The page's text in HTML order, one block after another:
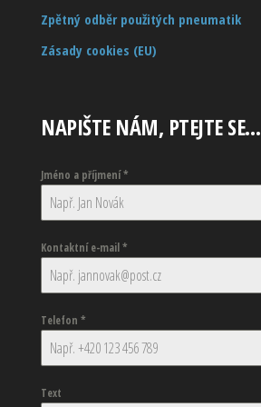
Zpětný odběr použitých pneumatik
Zásady cookies (EU)
NAPIŠTE NÁM, PTEJTE SE…
Jméno a příjmení*
Kontaktní e-mail*
Telefon *
Text